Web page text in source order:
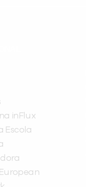
inFlux
Escola